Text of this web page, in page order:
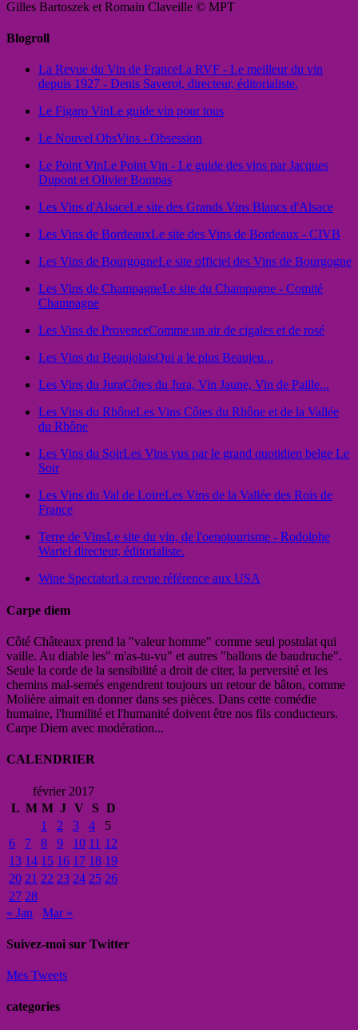
Gilles Bartoszek et Romain Claveille © MPT
Blogroll
La Revue du Vin de FranceLa RVF - Le meilleur du vin
depuis 1927 - Denis Saverot, directeur, éditorialiste.
Le Figaro VinLe guide vin pour tous
Le Nouvel ObsVins - Obsession
Le Point VinLe Point Vin - Le guide des vins par Jacques
Dupont et Olivier Bompas
Les Vins d'AlsaceLe site des Grands Vins Blancs d'Alsace
Les Vins de BordeauxLe site des Vins de Bordeaux - CIVB
Les Vins de BourgogneLe site officiel des Vins de Bourgogne
Les Vins de ChampagneLe site du Champagne - Comité
Champagne
Les Vins de ProvenceComme un air de cigales et de rosé
Les Vins du BeaujolaisQui a le plus Beaujeu...
Les Vins du JuraCôtes du Jura, Vin Jaune, Vin de Paille...
Les Vins du RhôneLes Vins Côtes du Rhône et de la Vallée
du Rhône
Les Vins du SoirLes Vins vus par le grand quotidien belge Le
Soir
Les Vins du Val de LoireLes Vins de la Vallée des Rois de
France
Terre de VinsLe site du vin, de l'oenotourisme - Rodolphe
Wartel directeur, éditorialiste.
Wine SpectatorLa revue référence aux USA
Carpe diem
Côté Châteaux prend la "valeur homme" comme seul postulat qui
vaille. Au diable les" m'as-tu-vu" et autres "ballons de baudruche".
Seule la corde de la sensibilité a droit de citer, la perversité et les
chemins mal-semés engendrent toujours un retour de bâton, comme
Molière aimait en donner dans ses pièces. Dans cette comédie
humaine, l'humilité et l'humanité doivent être nos fils conducteurs.
Carpe Diem avec modération...
CALENDRIER
février 2017
L M M J V S D
1
2 3 4
5
6
7 8 9 10 11 12
13 14 15 16 17 18 19
20 21 22 23 24 25 26
27 28
« Jan
Mar »
Suivez-moi sur Twitter
Mes Tweets
categories